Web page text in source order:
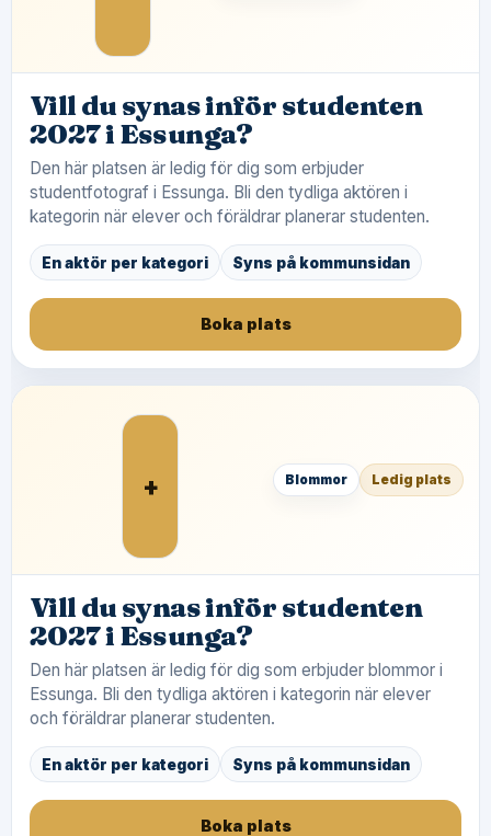
Vill du synas inför studenten
2027 i Essunga?
Den här platsen är ledig för dig som erbjuder
studentfotograf i Essunga. Bli den tydliga aktören i
kategorin när elever och föräldrar planerar studenten.
En aktör per kategori Syns på kommunsidan
Boka plats
+ Blommor Ledig plats
Vill du synas inför studenten
2027 i Essunga?
Den här platsen är ledig för dig som erbjuder blommor i
Essunga. Bli den tydliga aktören i kategorin när elever
och föräldrar planerar studenten.
En aktör per kategori Syns på kommunsidan
Boka plats